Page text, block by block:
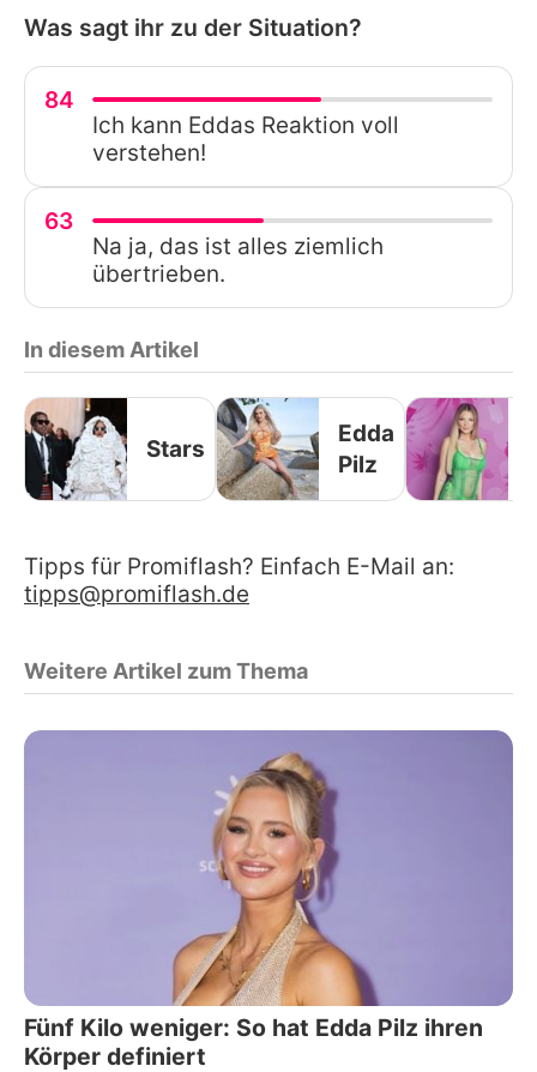
Was sagt ihr zu der Situation?
84
Ich kann Eddas Reaktion voll
verstehen!
63
Na ja, das ist alles ziemlich
übertrieben.
In diesem Artikel
Stars
Edda
Pilz
Tipps für Promiflash? Einfach E-Mail an:
tipps@promiflash.de
Weitere Artikel zum Thema
Fünf Kilo weniger: So hat Edda Pilz ihren
Körper definiert